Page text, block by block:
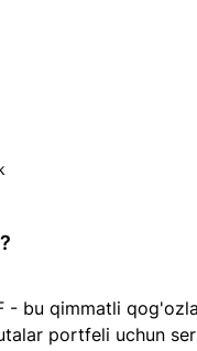
- bu qimmatli
portfeli uchun